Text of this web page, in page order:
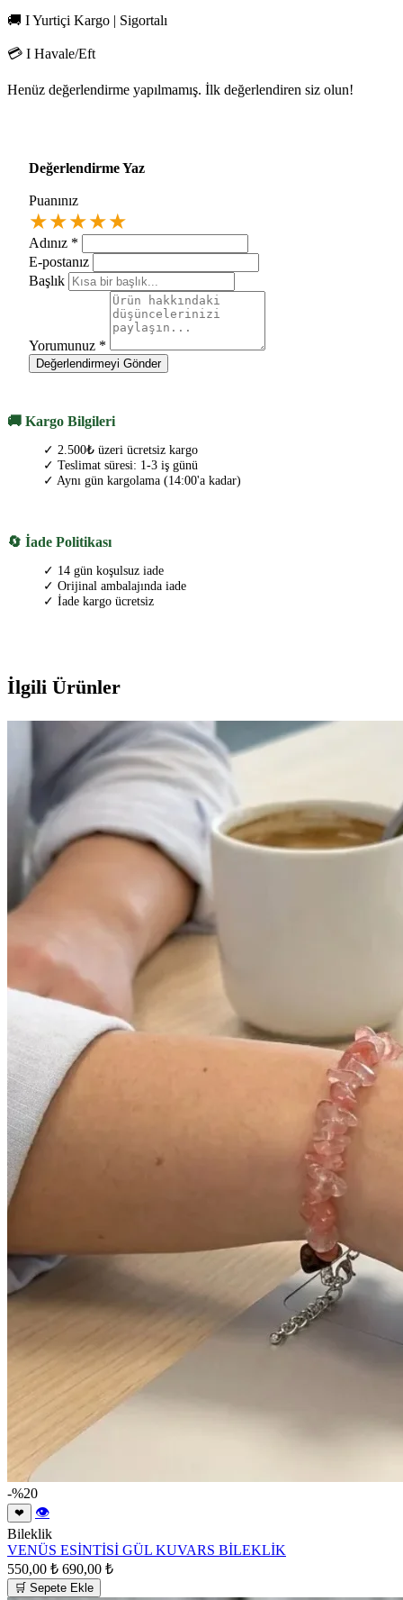
🚚 I Yurtiçi Kargo | Sigortalı
💳 I Havale/Eft
Henüz değerlendirme yapılmamış. İlk değerlendiren siz olun!
Değerlendirme Yaz
Puanınız
★★★★★
Adınız *
E-postanız
Başlık
Yorumunuz *
Değerlendirmeyi Gönder
🚚 Kargo Bilgileri
✓ 2.500₺ üzeri ücretsiz kargo
✓ Teslimat süresi: 1-3 iş günü
✓ Aynı gün kargolama (14:00'a kadar)
🔄 İade Politikası
✓ 14 gün koşulsuz iade
✓ Orijinal ambalajında iade
✓ İade kargo ücretsiz
İlgili Ürünler
-%20
❤
👁
Bileklik
VENÜS ESİNTİSİ GÜL KUVARS BİLEKLİK
550,00 ₺ 690,00 ₺
🛒 Sepete Ekle